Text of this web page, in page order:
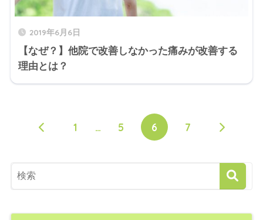
2019年6月6日
【なぜ？】他院で改善しなかった痛みが改善する
理由とは？
1 … 5 6 7